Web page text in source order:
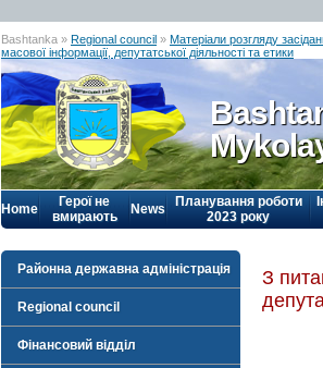
Bashtanka » Regional council » Матеріали розгляду
масової інформації, депутатської діяльності та етики
Home
Герої не
вмирають
News
Планування роботи
2023 року
Районна державна адміністрація
Regional council
Фінансовий відділ
З